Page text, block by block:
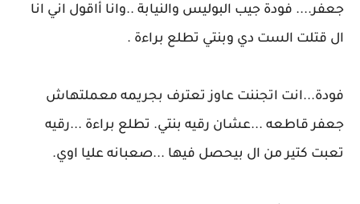
جعفر.... فودة جيب البوليس والنيابة ..وانا أاقول اني انا
ال قتلت الست دي وبنتي تطلع براءة .
فودة...انت اتجننت عاوز تعترف بجريمه معملتهاش
جعفر قاطعه ...عشان رقيه بنتي. تطلع براءة ...رقيه
تعبت كتير من ال بيحصل فيها ...صعبانه عليا اوي.